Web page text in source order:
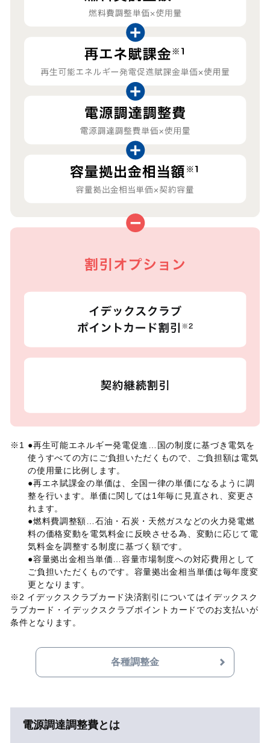
※1 ●再生可能エネルギー発電促進…国の制度に基づき電気を
使うすべての方にご負担いただくもので、ご負担額は電気
の使用量に比例します。
●再エネ賦課金の単価は、全国一律の単価になるように調
整を行います。単価に関しては1年毎に見直され、変更さ
れます。
●燃料費調整額…石油・石炭・天然ガスなどの火力発電燃
料の価格変動を電気料金に反映させる為、変動に応じて電
気料金を調整する制度に基づく額です。
●容量拠出金相当単価…容量市場制度への対応費用として
ご負担いただくものです。容量拠出金相当単価は毎年度変
更となります。
※2 イデックスクラブカード決済割引についてはイデックスク
ラブカード・イデックスクラブポイントカードでのお支払いが
条件となります。
各種調整金
電源調達調整費とは